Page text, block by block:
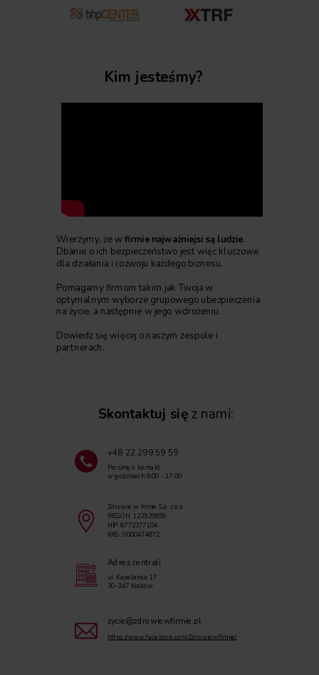
Kim jesteśmy?
Wierzymy, że wfirmie najważniejsi są ludzie.
Dbanie o ich bezpieczeństwo jest więc kluczowe
dla działania i rozwoju każdego biznesu.
Pomagamy firmom takim jak Twoja w
optymalnym wyborze grupowego ubezpieczenia
na życie, a następnie w jego wdrożeniu.
Dowiedz się więcej o naszym zespole i
partnerach.
Skontaktuj sięz nami:
+48 22 299 59 59
Prosimy o kontakt
w godzinach 8:00 - 17:00
zycie@zdrowiewfirmie.pl
https://www.facebook.com/ZdrowiewFirmie/
Adres centrali
ul. Kapelanka 17
30-347 Kraków
Zdrowie w firmie Sp. z o.o.
REGON: 122929856
NIP: 6772377104
KRS: 0000474872